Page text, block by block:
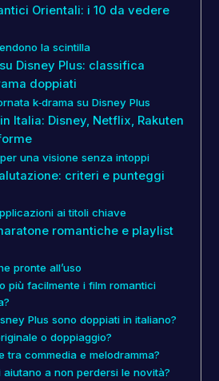
Orientali: i 10 da vedere
la scintilla
Disney Plus: classifica
doppiati
k‑drama su Disney Plus
Italia: Disney, Netflix, Rakuten
una visione senza intoppi
criteri e punteggi
ai titoli chiave
romantiche e playlist
pronte all’uso
più facilmente i film romantici
Plus sono doppiati in italiano?
o doppiaggio?
tra commedia e melodramma?
aiutano a non perdersi le novità?